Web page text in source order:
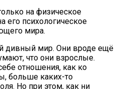
на физическое
его психологическое
мира.
дивный мир. Они вроде ещё
что они взрослые.
отношения, как ко
больше каких-то
Но при этом, как ни